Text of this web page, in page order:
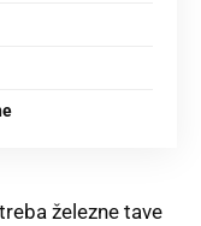
železne tave